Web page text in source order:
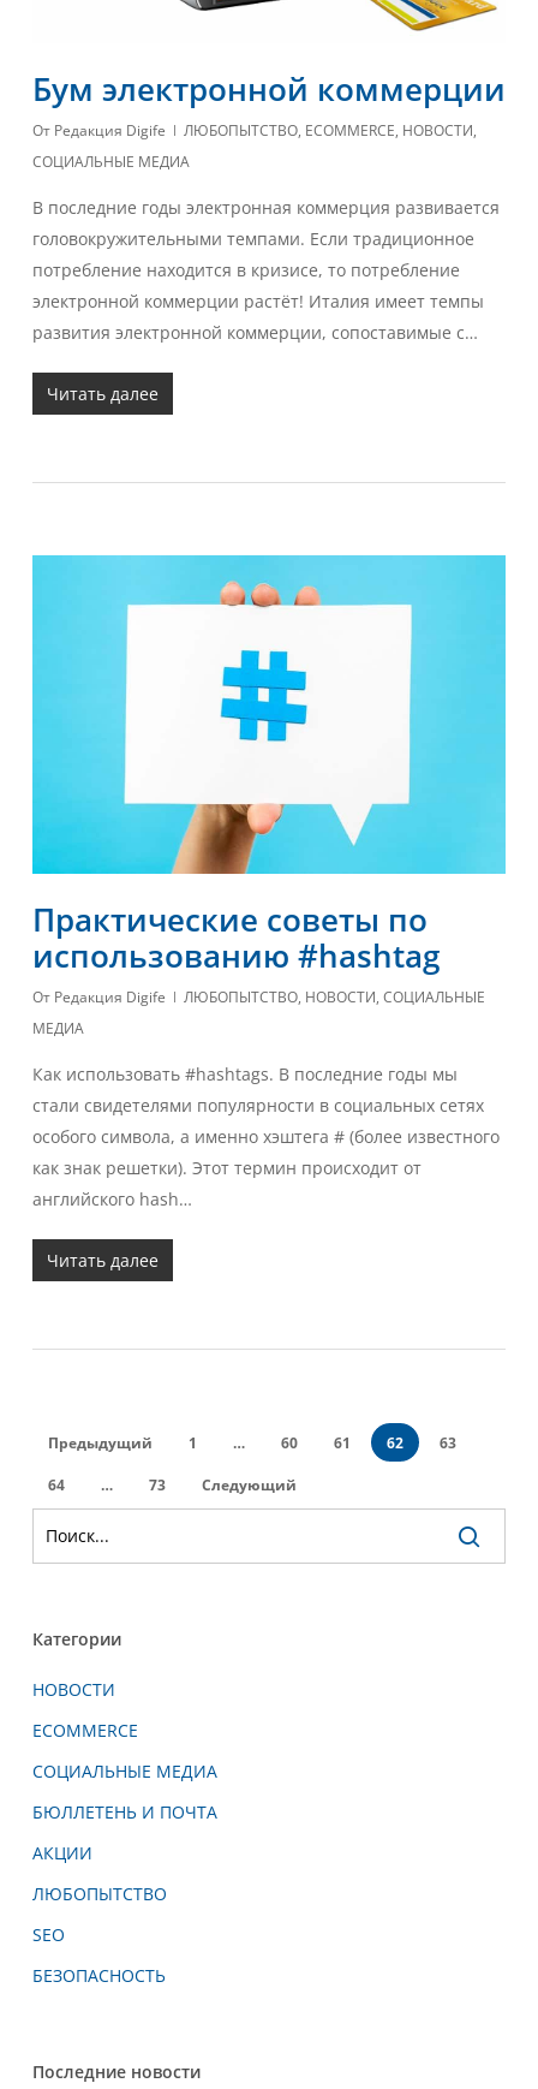
Бум электронной коммерции
От Редакция Digife ЛЮБОПЫТСТВО, ECOMMERCE, НОВОСТИ,
СОЦИАЛЬНЫЕ МЕДИА
В последние годы электронная коммерция развивается
головокружительными темпами. Если традиционное
потребление находится в кризисе, то потребление
электронной коммерции растёт! Италия имеет темпы
развития электронной коммерции, сопоставимые с…
Читать далее
Практические советы по
использованию #hashtag
От Редакция Digife ЛЮБОПЫТСТВО, НОВОСТИ, СОЦИАЛЬНЫЕ
МЕДИА
Как использовать #hashtags. В последние годы мы
стали свидетелями популярности в социальных сетях
особого символа, а именно хэштега # (более известного
как знак решетки). Этот термин происходит от
английского hash…
Читать далее
Предыдущий 1 … 60 61 62 63
64 … 73 Следующий
Категории
НОВОСТИ
ECOMMERCE
СОЦИАЛЬНЫЕ МЕДИА
БЮЛЛЕТЕНЬ И ПОЧТА
АКЦИИ
ЛЮБОПЫТСТВО
SEO
БЕЗОПАСНОСТЬ
Последние новости